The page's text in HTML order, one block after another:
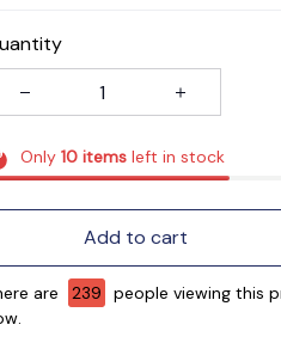
Only 10itemsleft in stock
Add to cart
are 242
people viewing this